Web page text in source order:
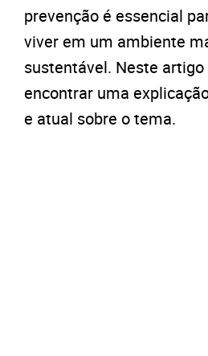
prevenção é essencial
viver em um ambiente
sustentável. Neste artigo
encontrar uma
e atual sobre o tema.